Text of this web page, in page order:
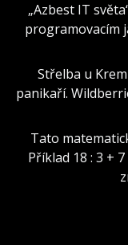
„Azbest IT
programovacím
Střelba u
panikaří.
Tato
Příklad 18 : 3 +